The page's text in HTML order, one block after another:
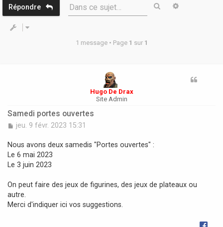
Répondre Dans ce sujet… Rechercher
1 message • Page 1 sur 1
Hugo De Drax
Site Admin
Samedi portes ouvertes
M
s
a
g
jeu. 9 févr. 2023 15:31
Nous avons deux samedis "Portes ouvertes" :
Le 6 mai 2023
Le 3 juin 2023
On peut faire des jeux de figurines, des jeux de plateaux ou
autre.
Merci d'indiquer ici vos suggestions.